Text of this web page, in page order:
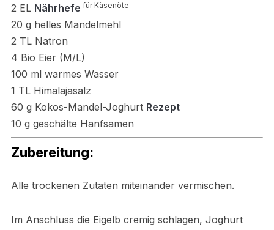
2 EL Nährhefe für Käsenöte
20 g helles Mandelmehl
2 TL Natron
4 Bio Eier (M/L)
100 ml warmes Wasser
1 TL Himalajasalz
60 g Kokos-Mandel-Joghurt Rezept
10 g geschälte Hanfsamen
Zubereitung:
Alle trockenen Zutaten miteinander vermischen.
Im Anschluss die Eigelb cremig schlagen, Joghurt